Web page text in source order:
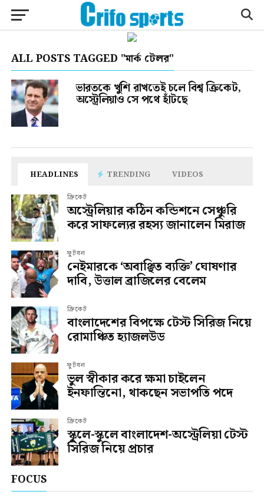
ALL POSTS TAGGED "মার্ক টেলর"
ভারতকে খুশি রাখতেই চলে বিশ্ব ক্রিকেট,
অস্ট্রেলিয়াও সে পথে হাঁটছে
HEADLINES TRENDING VIDEOS
ক্রিকেট
অস্ট্রেলিয়ার কঠিন কন্ডিশনে সেঞ্চুরি
করে সাফল্যের রহস্য জানালেন মিরাজ
ফুটবল
নেইমারকে ‘অবাঞ্ছিত ব্যক্তি’ ঘোষণার
দাবি, উত্তাল ব্রাজিলের বেলেম
ক্রিকেট
বাংলাদেশের বিপক্ষে টেস্ট সিরিজ নিয়ে
রোমাঞ্চিত হ্যাজলউড
ফুটবল
ভুল স্বীকার করে ক্ষমা চাইলেন
ইনফান্তিনো, থাকছেন সভাপতি পদে
ক্রিকেট
স্কুলে-স্কুলে বাংলাদেশ-অস্ট্রেলিয়া টেস্ট
সিরিজ নিয়ে প্রচার
FOCUS